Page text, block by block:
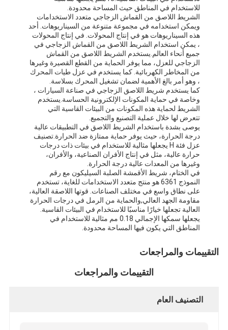
شريط من القماش الزجاجي المصنوع من رقائق الألومنيوم
ورق الكرافت ذو الوجه احباط
قماش الألياف الزجاجية رقائق الألومنيوم
شريط احباط سكريم
شريط لاصق من القماش
شريط لاصق مزدوج الجوانب
الشريط اللاصق PET
صب الاستثمار الدقيق
لوح العزل الكهربائي
للاستخدام في المناطق حيث المساحة محدودة.
الشريط اللاصق من القماش الزجاجي متعدد الاستخدامات
ويمكن استخدامه في مجموعة متنوعة من السيناريوهات. أحد
هذه السيناريوهات هو في إنتاج المحولات. في إنتاج المحولات
، يمكن استخدام الشريط اللاصق من القماش الزجاجي في
جميع أنحاء العالم.يستخدم الشريط اللاصق من القماش
الزجاجي للعزل، مما يوفر الحماية من القطع القصيرة وغيرها
من المخاطر الكهربائية. كما يستخدم في عزل طيات المحرك
، وهو أمر بالغ الأهمية لضمان تشغيل المحرك بسلاسة.
كما يستخدم شريط اللاصق الزجاجي في صناعة السيارات ،
وخاصة في حماية المكونات الإلكترونية الحساسة.يستخدم
الشريط لحماية هذه المكونات من البيئات القاسية التي
تتعرض لها خلال عملية التصنيع والتجميع.
يوصى بشدة باستخدام الشريط اللاصق في التطبيقات عالية
درجة الحرارة، حيث يوفر حماية ممتازة ضد الحرارة.تصنيف
عزل فئة H يجعلها مثالية للاستخدام في بيئات ذات درجات
حرارة عالية، مثل في إنتاج الأفران الصناعية، والأفران،
وغيرها من المعدات عالية درجة الحرارة.
في الختام، شريط الأقمشة الصلبة السيليكون مع رقم
النموذج 6361 هو منتج متعدد الاستخدامات للغاية، تستخدم
على نطاق واسع في مختلف الصناعات. قوتها اللاصقة العالية،
مقاومة الجهد العالي,والحماية من الرمل في درجات الحرارة
العالية تجعلها خيارًا مناسبًا للاستخدام في البيئات القاسية.
يجعلها سمكها الإجمالي 0.18 مم مثالية للاستخدام في
المناطق التي يكون فيها المساحة محدودة.
التقييمات والمراجعات
التقييمات والمراجعات
التصنيف العام